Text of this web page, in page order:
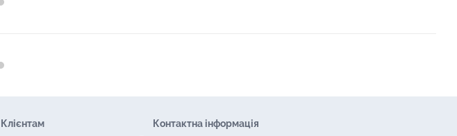
Клієнтам Контактна інформація